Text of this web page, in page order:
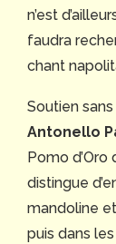
n’est
faudra
chant
Soutien
Antonello
Pomo
distingue
mandoline
puis dans